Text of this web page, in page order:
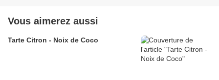
Vous aimerez aussi
Tarte Citron - Noix de Coco